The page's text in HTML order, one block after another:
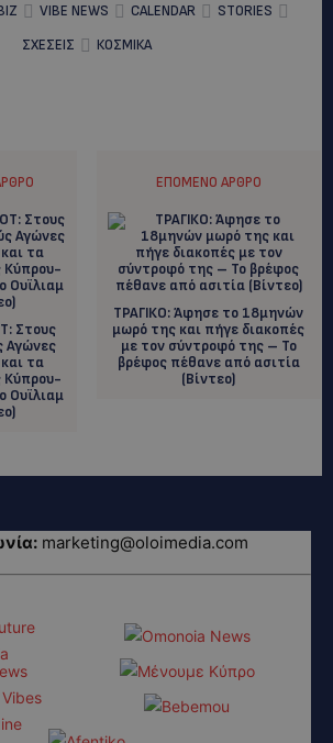
VIBE NEWS CALENDAR
STORIES
ΣΧΕΣΕΙΣ
ΚΟΣΜΙΚΑ
Στους
Αγώνες
τα
Κύπρου-
Ουϊλιαμ
ΕΠΌΜΕΝΟ ΆΡΘΡΟ
TΡΑΓΙΚΟ: Άφησε το 18μηνών
μωρό της και πήγε διακοπές
με τον σύντροφό της – Το
βρέφος πέθανε από ασιτία
(Βίντεο)
marketing@oloimedia.com